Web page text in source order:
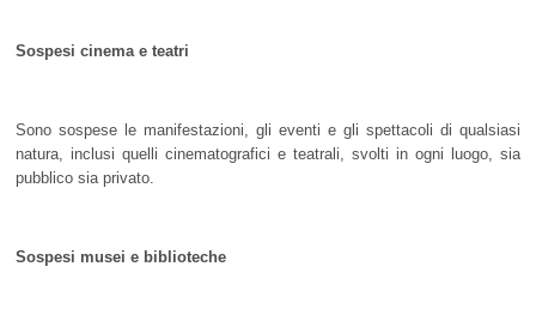
Sospesi cinema e teatri
Sono sospese le manifestazioni, gli eventi e gli spettacoli di qualsiasi
natura, inclusi quelli cinematografici e teatrali, svolti in ogni luogo, sia
pubblico sia privato.
Sospesi musei e biblioteche